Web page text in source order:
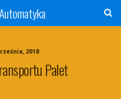
2018
Palet